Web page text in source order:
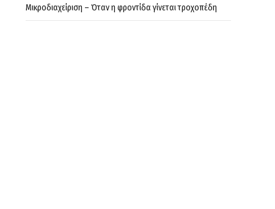
Μικροδιαχείριση – Όταν η φροντίδα γίνεται τροχοπέδη